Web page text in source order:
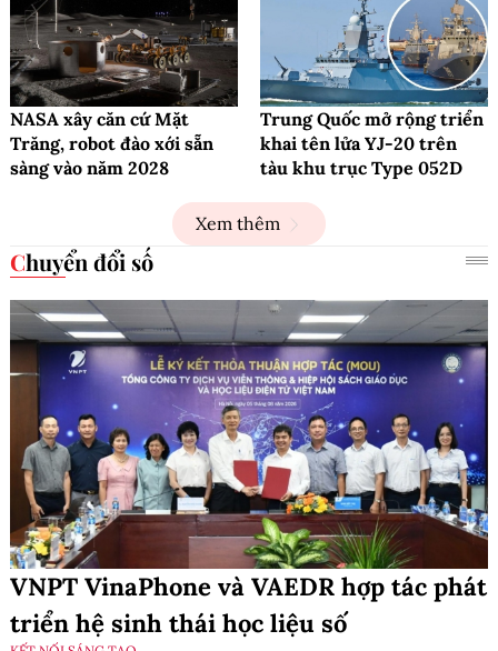
NASA xây căn cứ Mặt
Trăng, robot đào xới sẵn
sàng vào năm 2028
Trung Quốc mở rộng triển
khai tên lửa YJ-20 trên
tàu khu trục Type 052D
Xem thêm
Chuyển đổi số
VNPT VinaPhone và VAEDR hợp tác phát
triển hệ sinh thái học liệu số